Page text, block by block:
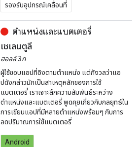
รองรับอุปกรณ์เคลื่อนที่
ตำแหน่งและแบตเตอรี่
เชเลนตูลี
ฮอลล์ 3ก
ผู้ใช้ชอบแอปที่อิงตามตำแหน่ง แต่กังวลว่าแอ
ปดังกล่าวมักเป็นสาเหตุหลักของการใช้
แบตเตอรี่ เราเจาะลึกความสัมพันธ์ระหว่าง
ตำแหน่งและแบตเตอรี่ พูดคุยเกี่ยวกับกลยุทธ์ใน
การเขียนแอปที่มีหลายตำแหน่งพร้อมๆ กับการ
ลดปริมาณการใช้แบตเตอรี่
Android